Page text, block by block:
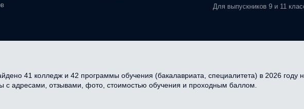
Для выпускников 9 и 11
41 колледж и 42 программы обучения (бакалавриата, специалитета) в 2026 году
с адресами, отзывами, фото, стоимостью обучения и проходным баллом.